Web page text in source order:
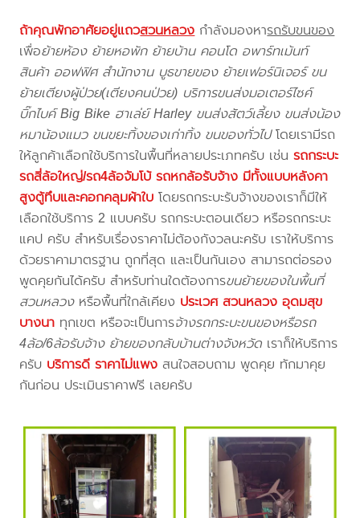
ถ้าคุณพักอาศัยอยู่แถวสวนหลวงกำลังมองหารถรับขนของ
เพื่อย้ายห้อง ย้ายหอพัก ย้ายบ้าน คอนโด อพาร์ทเม้นท์
สินค้า ออฟฟิศ สำนักงาน บูธขายของ ย้ายเฟอร์นิเจอร์ ขน
ย้ายเตียงผู้ป่วย(เตียงคนป่วย) บริการขนส่งมอเตอร์ไซค์
บิ๊กไบค์ Big Bike ฮาเล่ย์ Harley ขนส่งสัตว์เลี้ยง ขนส่งน้อง
หมาน้องแมว ขนขยะทิ้งของเก่าทิ้ง ขนของทั่วไปโดยเรามีรถ
ให้ลูกค้าเลือกใช้บริการในพื้นที่หลายประเภทครับ เช่นรถกระบะ
รถสี่ล้อใหญ่/รถ4ล้อจัมโบ้ รถหกล้อรับจ้าง มีทั้งแบบหลังคา
สูงตู้ทึบและคอกคลุมผ้าใบ โดยรถกระบะรับจ้างของเราก็มีให้
เลือกใช้บริการ 2 แบบครับ รถกระบะตอนเดียว หรือรถกระบะ
แคป ครับ สำหรับเรื่องราคาไม่ต้องกังวลนะครับ เราให้บริการ
ด้วยราคามาตรฐาน ถูกที่สุด และเป็นกันเอง สามารถต่อรอง
พูดคุยกันได้ครับ สำหรับท่านใดต้องการขนย้ายของในพื้นที่
สวนหลวงหรือพื้นที่ใกล้เคียง ประเวศ สวนหลวง อุดมสุข
บางนา ทุกเขต หรือจะเป็นการจ้างรถกระบะขนของหรือรถ
4ล้อ/6ล้อรับจ้าง ย้ายของกลับบ้านต่างจังหวัด เราก็ให้บริการ
ครับ บริการดี ราคาไม่แพง สนใจสอบถาม พูดคุย ทักมาคุย
กันก่อน ประเมินราคาฟรี เลยครับ